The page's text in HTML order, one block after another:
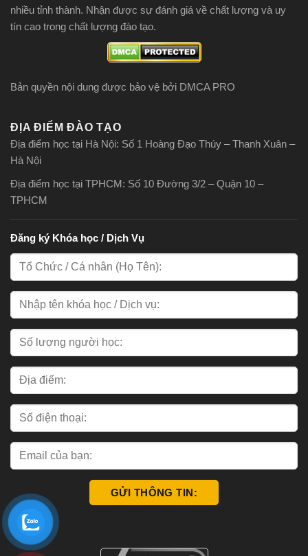
nhiều tỉnh thành. Nhận được sự đánh giá về chất lượng và uy
tín cao trong chất lượng đào tạo.
Bản quyền nội dung được bảo vệ bởi DMCA PRO
ĐỊA ĐIỂM ĐÀO TẠO
Địa điểm học tại Hà Nội: Số 1 Hoàng Đạo Thúy – Thanh Xuân –
Hà Nội
Địa điểm học tại TPHCM: Số 10 Đường 3/2 – Quận 10 –
TPHCM
Đăng ký Khóa học / Dịch Vụ